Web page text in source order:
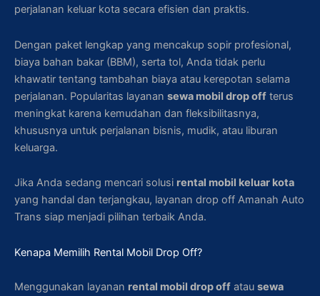
perjalanan keluar kota secara efisien dan praktis.
Dengan paket lengkap yang mencakup sopir profesional,
biaya bahan bakar (BBM), serta tol, Anda tidak perlu
khawatir tentang tambahan biaya atau kerepotan selama
perjalanan. Popularitas layanan sewa mobil drop off terus
meningkat karena kemudahan dan fleksibilitasnya,
khususnya untuk perjalanan bisnis, mudik, atau liburan
keluarga.
Jika Anda sedang mencari solusi rental mobil keluar kota
yang handal dan terjangkau, layanan drop off Amanah Auto
Trans siap menjadi pilihan terbaik Anda.
Kenapa Memilih Rental Mobil Drop Off?
Menggunakan layanan rental mobil drop off atau sewa